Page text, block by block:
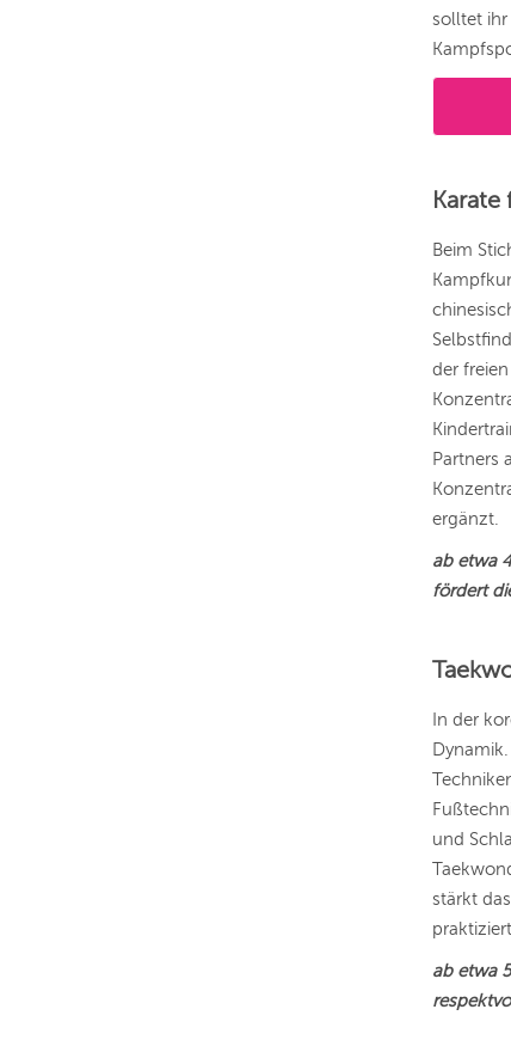
solltet ihr
Karate
Beim
der
Partners
ergänzt.
ab etwa
fördert
In der
und
stärkt
praktiziert.
ab etwa